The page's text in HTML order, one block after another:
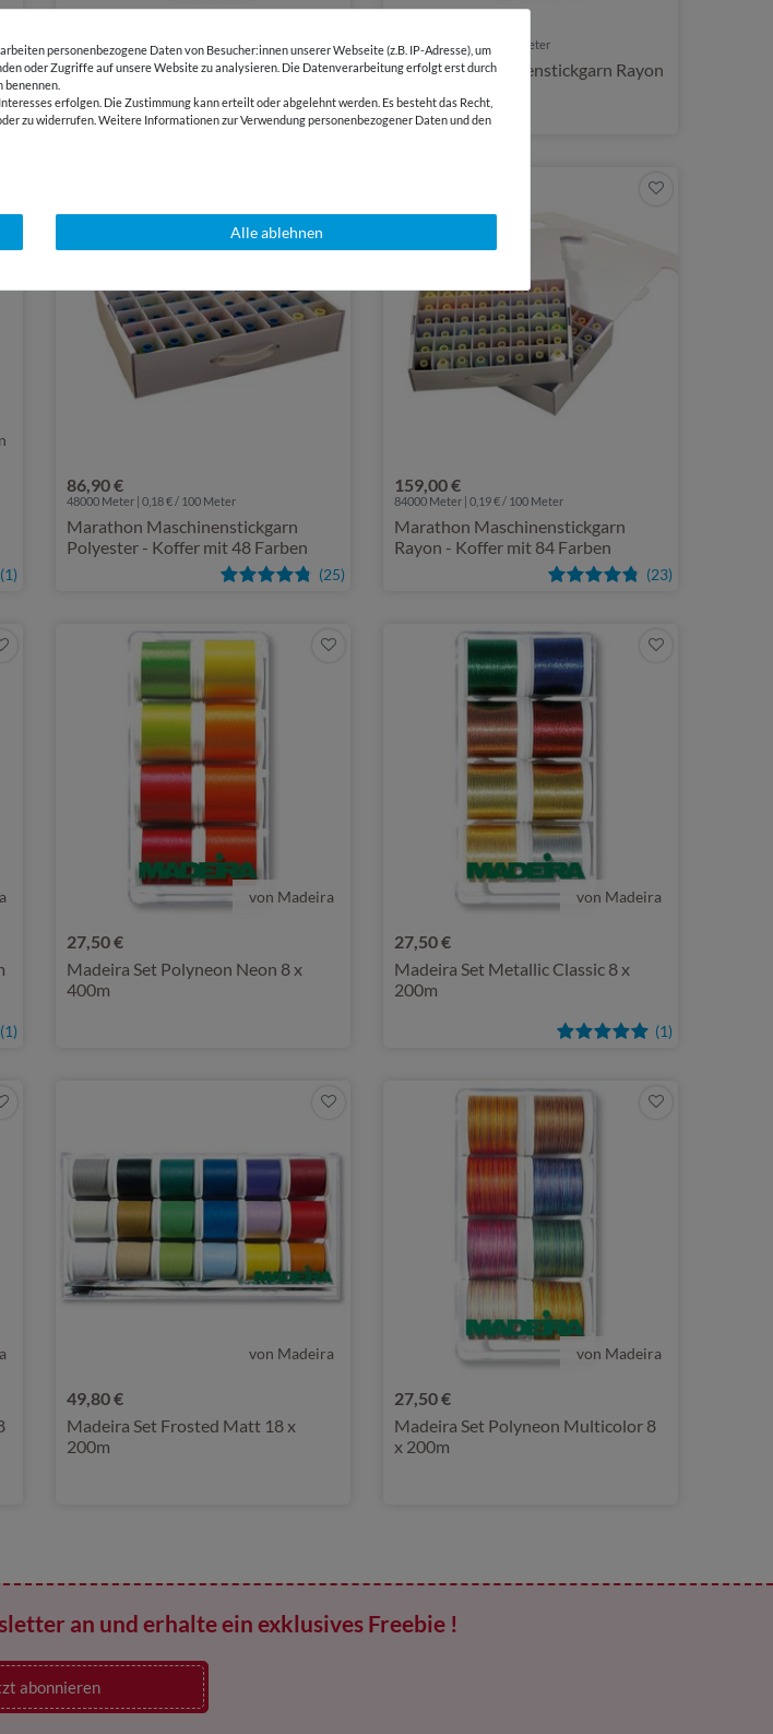
(4)
1000 Meter | 1,45 € / 100 Meter
Madeira Maschinenstickgarn
200 Meter | 1,82 € / 100 Meter
Madeira Maschinenstickgarn Rayon
(1)
86,90 €
(25)
48000 Meter | 0,18 € / 100 Meter
Marathon Maschinenstickgarn
Polyester - Koffer mit 48 Farben
159,00 €
(23)
84000 Meter | 0,19 € / 100 Meter
Marathon Maschinenstickgarn
Rayon - Koffer mit 84 Farben
(1)
von Madeira
27,50 €
Madeira Set Polyneon Neon 8 x
400m
von Madeira
27,50 €
(1)
Madeira Set Metallic Classic 8 x
200m
von Madeira
49,80 €
Madeira Set Frosted Matt 18 x
200m
von Madeira
27,50 €
Madeira Set Polyneon Multicolor 8
x 200m
an und erhalte ein exklusives Freebie !
abonnieren
personenbezogene Daten von Besucher:innen unserer Webseite (z.B. IP-Adresse), um
oder Zugriffe auf unsere Website zu analysieren. Die Datenverarbeitung erfolgt erst durch
erfolgen. Die Zustimmung kann erteilt oder abgelehnt werden. Es besteht das Recht,
zu widerrufen. Weitere Informationen zur Verwendung personenbezogener Daten und den
Alle ablehnen